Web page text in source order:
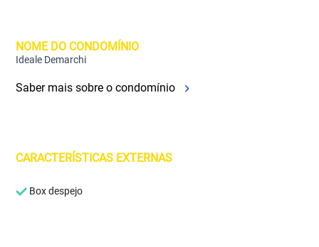
NOME DO CONDOMÍNIO
Ideale Demarchi
Saber mais sobre o condomínio
CARACTERÍSTICAS EXTERNAS
Box despejo